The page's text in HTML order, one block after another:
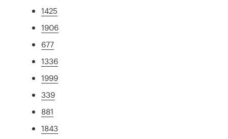
1425
1906
677
1336
1999
339
881
1843